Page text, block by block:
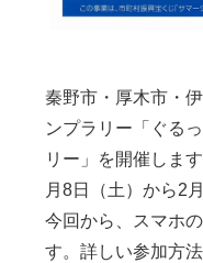
秦野市・厚木市・
ンプラリー「ぐる
リー」を開催しま
月8日（土）から2
今回から、スマホ
す。詳しい参加方